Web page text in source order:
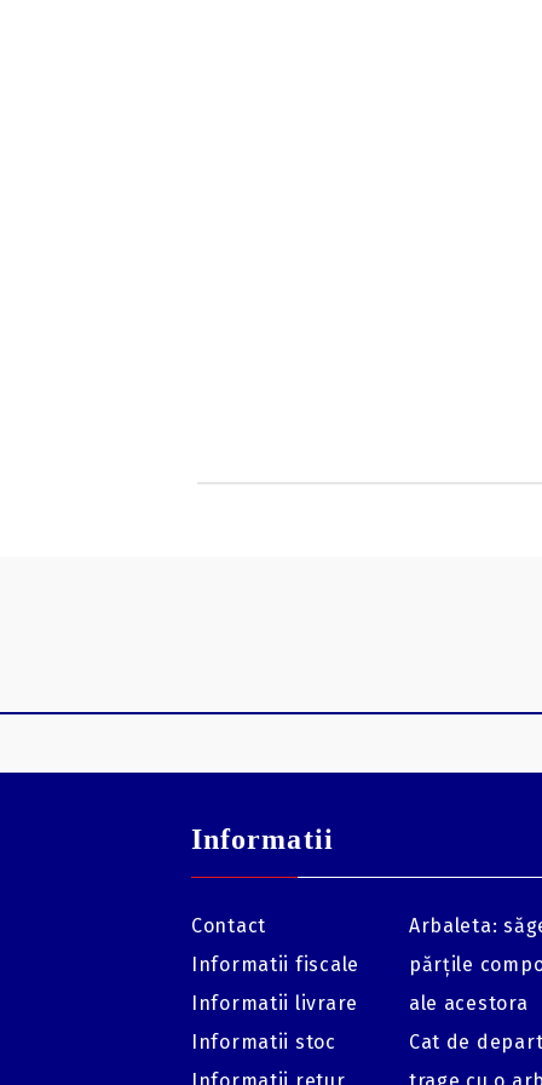
Informatii
Contact
Informatii fiscale
Informatii livrare
Informatii stoc
Arbaleta:
părțile
ale acestora
Cat de